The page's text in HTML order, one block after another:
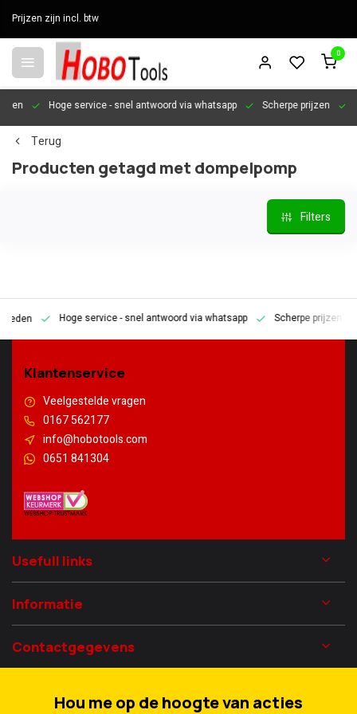
Prijzen zijn incl. btw
0
Hoge service- snel antwoord via whatsapp Scherpe prijzen
Terug
Producten getagd met dompelpomp
Filters
Hoge service- snel antwoord via whatsapp Scherpe prijzen
Klantenservice
Veelgestelde vragen
0167 562177
info@hobotools.com
0651 841304
Usefull links
Informatie
Contactgegevens
Hou me op de hoogte van acties